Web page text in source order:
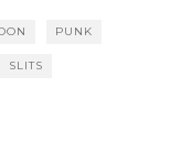
PUNK
SLITS